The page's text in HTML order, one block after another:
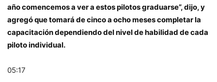
año comencemos a ver a estos pilotos graduarse”, dijo, y
agregó que tomará de cinco a ocho meses completar la
capacitación dependiendo del nivel de habilidad de cada
piloto individual.
05:17